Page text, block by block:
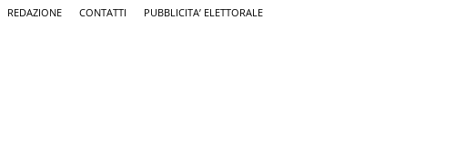
REDAZIONE CONTATTI PUBBLICITA’ ELETTORALE